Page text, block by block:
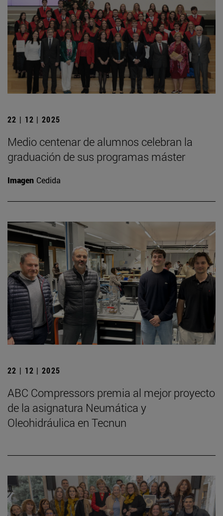
22 | 12 | 2025
Medio centenar de alumnos celebran la
graduación de sus programas máster
Imagen Cedida
22 | 12 | 2025
ABC Compressors premia al mejor proyecto
de la asignatura Neumática y
Oleohidráulica en Tecnun